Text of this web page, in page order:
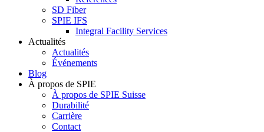
SD Fiber
SPIE IFS
Integral Facility Services
Actualités
Actualités
Événements
Blog
À propos de SPIE
À propos de SPIE Suisse
Durabilité
Carrière
Contact